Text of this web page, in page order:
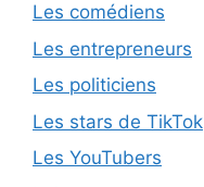
Les comédiens
Les entrepreneurs
Les politiciens
Les stars de TikTok
Les YouTubers